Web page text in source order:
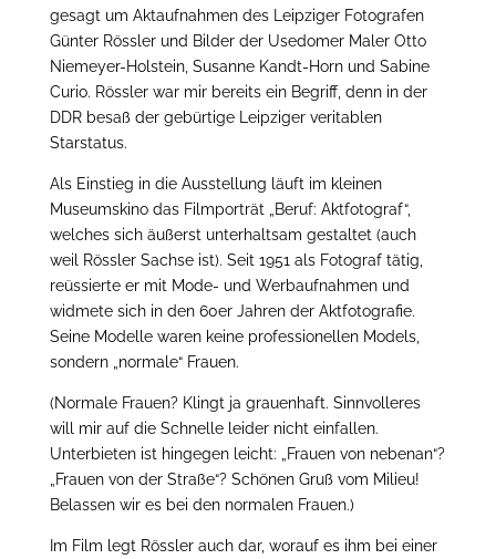
gesagt um Aktaufnahmen des Leipziger Fotografen
Günter Rössler und Bilder der Usedomer Maler Otto
Niemeyer-Holstein, Susanne Kandt-Horn und Sabine
Curio. Rössler war mir bereits ein Begriff, denn in der
DDR besaß der gebürtige Leipziger veritablen
Starstatus.
Als Einstieg in die Ausstellung läuft im kleinen
Museumskino das Filmporträt „Beruf: Aktfotograf“,
welches sich äußerst unterhaltsam gestaltet (auch
weil Rössler Sachse ist). Seit 1951 als Fotograf tätig,
reüssierte er mit Mode- und Werbaufnahmen und
widmete sich in den 60er Jahren der Aktfotografie.
Seine Modelle waren keine professionellen Models,
sondern „normale“ Frauen.
(Normale Frauen? Klingt ja grauenhaft. Sinnvolleres
will mir auf die Schnelle leider nicht einfallen.
Unterbieten ist hingegen leicht: „Frauen von nebenan“?
„Frauen von der Straße“? Schönen Gruß vom Milieu!
Belassen wir es bei den normalen Frauen.)
Im Film legt Rössler auch dar, worauf es ihm bei einer